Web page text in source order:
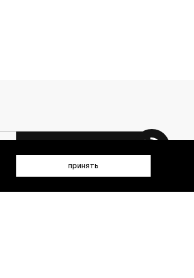
для получения рекламных и
принять